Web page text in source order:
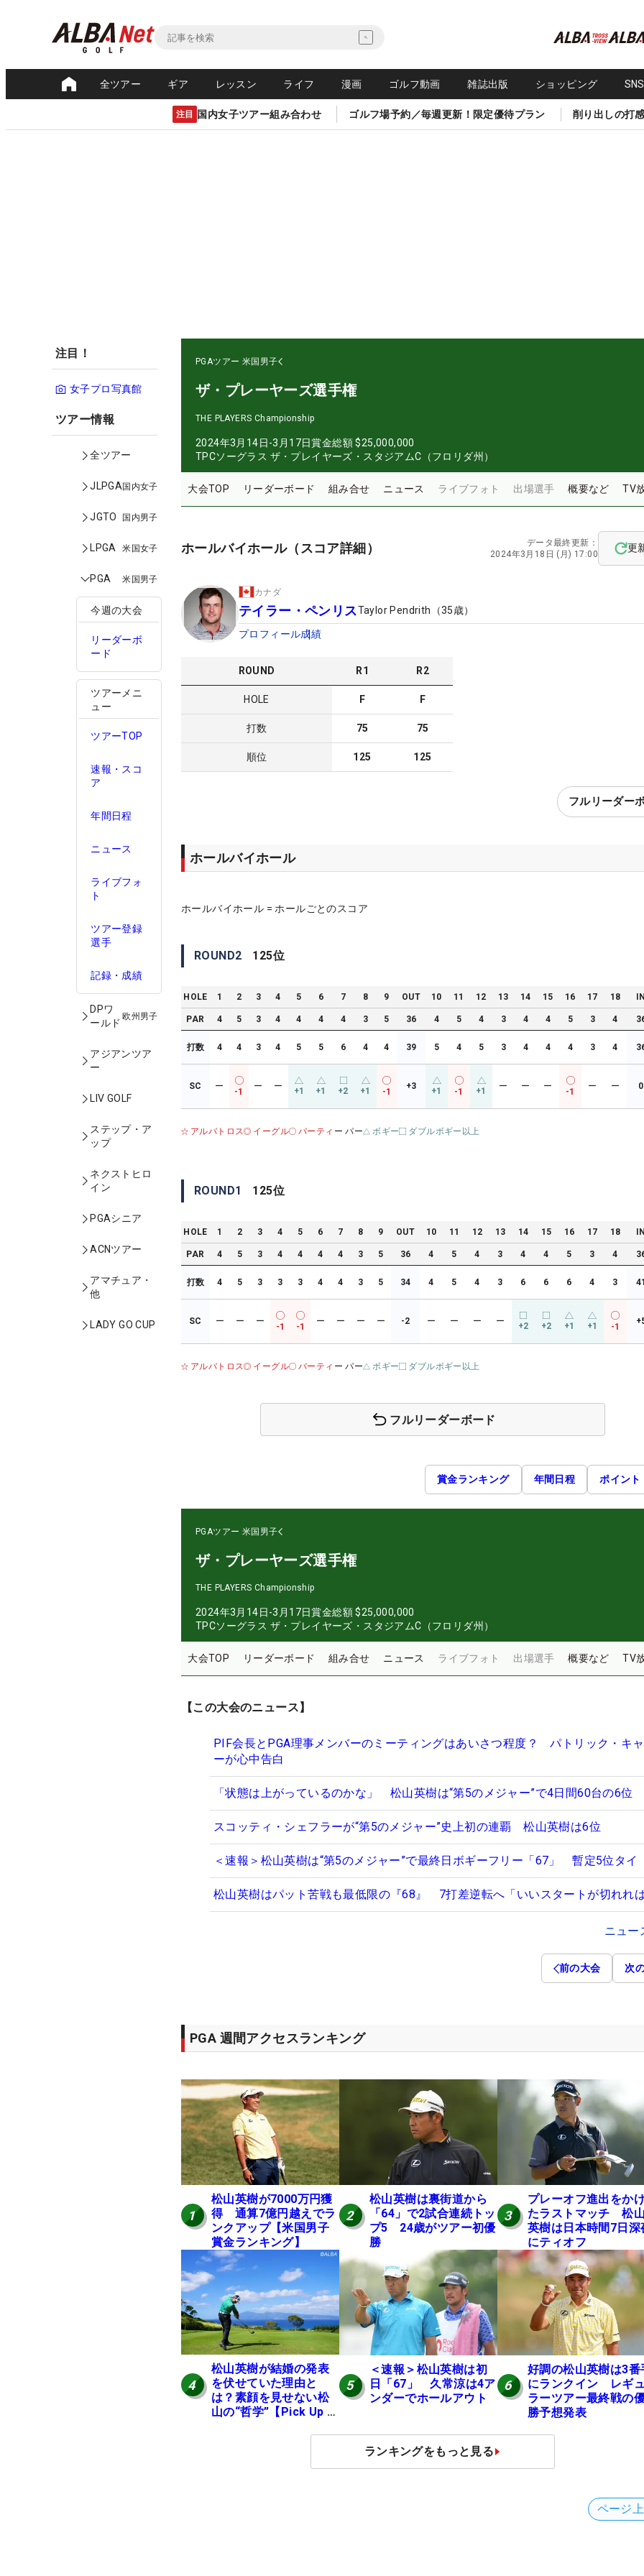
全ツアー ギア レッスン ライフ 漫画 ゴルフ動画 雑誌出版 ショッピング
注目 国内女子ツアー組み合わせ ゴルフ場予約／毎週更新！限定優待プラン 削り出しの打
注目！
女子プロ写真館
ツアー情報
全ツアー
JLPGA国内女子
JGTO 国内男子
LPGA 米国女子
PGA 米国男子
今週の大会
リーダーボ
ード
ツアーメニ
ュー
ツアーTOP
速報・スコ
ア
年間日程
ニュース
ライブフォ
ト
ツアー登録
選手
記録・成績
DPワ
ールド
欧州男子
アジアンツア
ー
LIV GOLF
ステップ・ア
ップ
ネクストヒロ
イン
PGAシニア
ACNツアー
アマチュア・
他
LADY GO CUP
PGAツアー 米国男子
ザ・プレーヤーズ選手権
THE PLAYERS Championship
2024年3月14日-3月17日賞金総額 $25,000,000
TPCソーグラス ザ・プレイヤーズ・スタジアムC（フロリダ州）
大会TOP リーダーボード 組み合せ ニュース ライブフォト 出場選手 概要など TV
ホールバイホール（スコア詳細）
データ最終更新：
2024年3月18日 (月) 17:00
更
カナダ
テイラー・ペンリスTaylor Pendrith （35歳）
プロフィール成績
ROUND R1 R2
HOLE F F
打数 75 75
順位 125 125
フルリーダー
ホールバイホール
ホールバイホール = ホールごとのスコア
ROUND2 125位
HOLE 1 2 3 4 5 6 7 8 9 OUT 10 11 12 13 14 15 16 17 18
PAR 4 5 3 4 4 4 4 3 5 36 4 5 4 3 4 4 5 3 4
打数 4 4 3 4 5 5 6 4 4 39 5 4 5 3 4 4 4 3 4
SC ー
-1
ー ー +1 +1 +2 +1 -1
+3 +1 -1 +1 ー ー ー
-1
ー ー 0
アルバトロス イーグル バーティ ー パー ボギー ダブルボギー以上
ROUND1 125位
HOLE 1 2 3 4 5 6 7 8 9 OUT 10 11 12 13 14 15 16 17 18
PAR 4 5 3 4 4 4 4 3 5 36 4 5 4 3 4 4 5 3 4
打数 4 5 3 3 3 4 4 3 5 34 4 5 4 3 6 6 6 4 3
SC ー ー ー
-1 -1
ー ー ー ー -2 ー ー ー ー +2 +2 +1 +1 -1
アルバトロス イーグル バーティ ー パー ボギー ダブルボギー以上
フルリーダーボード
賞金ランキング 年間日程 ポイント
PGAツアー 米国男子
ザ・プレーヤーズ選手権
THE PLAYERS Championship
2024年3月14日-3月17日賞金総額 $25,000,000
TPCソーグラス ザ・プレイヤーズ・スタジアムC（フロリダ州）
大会TOP リーダーボード 組み合せ ニュース ライブフォト 出場選手 概要など TV
【この大会のニュース】
PIF会長とPGA理事メンバーのミーティングはあいさつ程度？ パトリック・キ
ーが心中告白
「状態は上がっているのかな」 松山英樹は“第5のメジャー”で4日間60台の6位
スコッティ・シェフラーが“第5のメジャー”史上初の連覇 松山英樹は6位
＜速報＞松山英樹は“第5のメジャー”で最終日ボギーフリー「67」 暫定5位タイ
松山英樹はパット苦戦も最低限の『68』 7打差逆転へ「いいスタートが切れれ
ニュー
前の大会 次
PGA 週間アクセスランキング
1
松山英樹が7000万円獲
得 通算7億円越えでラ
ンクアップ【米国男子
賞金ランキング】
2
松山英樹は裏街道から
「64」で2試合連続トッ
プ5 24歳がツアー初優
勝
3
プレーオフ進出をか
たラストマッチ 松
英樹は日本時間7日深
にティオフ
4
松山英樹が結婚の発表
を伏せていた理由と
は？素顔を見せない松
山の“哲学”【Pick Up 米
5
＜速報＞松山英樹は初
日「67」 久常涼は4ア
ンダーでホールアウト
6
好調の松山英樹は3番
にランクイン レギ
ラーツアー最終戦の
勝予想発表
ランキングをもっと見る
ページ